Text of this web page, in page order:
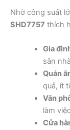
Nhờ công suất
SHD7757 thích
Gia
sân
Quán
quả, ít
Văn
làm
Cửa